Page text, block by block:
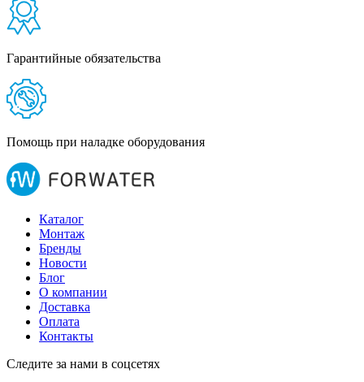
Гарантийные обязательства
Помощь при наладке оборудования
Каталог
Монтаж
Бренды
Новости
Блог
О компании
Доставка
Оплата
Контакты
Следите за нами в соцсетях